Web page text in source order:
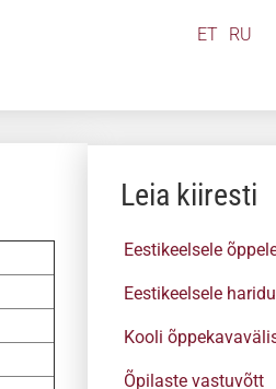
ET RU
Leia kiiresti
Eestikeelsele
Eestikeelsele
Kooli
Õpilaste vastuvõtt